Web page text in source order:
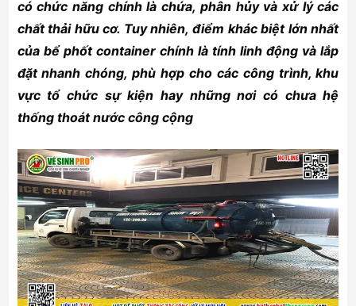
có chức năng chính là chứa, phân hủy và xử lý các
chất thải hữu cơ. Tuy nhiên, điểm khác biệt lớn nhất
của bể phốt container chính là tính linh động và lắp
đặt nhanh chóng, phù hợp cho các công trình, khu
vực tổ chức sự kiện hay những nơi có chưa hệ
thống thoát nước công cộng